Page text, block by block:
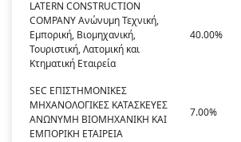
LATERN CONSTRUCTION
COMPANY Ανώνυμη Τεχνική,
Εμπορική, Βιομηχανική,
Τουριστική, Λατομική και
Κτηματική Εταιρεία
40.00%
SEC ΕΠΙΣΤΗΜΟΝΙΚΕΣ
ΜΗΧΑΝΟΛΟΓΙΚΕΣ ΚΑΤΑΣΚΕΥΕΣ
ΑΝΩΝΥΜΗ ΒΙΟΜΗΧΑΝΙΚΗ ΚΑΙ
ΕΜΠΟΡΙΚΗ ΕΤΑΙΡΕΙΑ
7.00%